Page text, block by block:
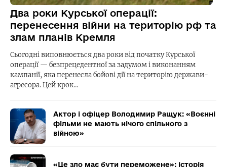
Два роки Курської операції:
перенесення війни на територію рф та
злам планів Кремля
Сьогодні виповнюється два роки від початку Курської
операції — безпрецедентної за задумом і виконанням
кампанії, яка перенесла бойові дії на територію держави-
агресора. Цей крок…
Актор і офіцер Володимир Ращук: «Воєнні
фільми не мають нічого спільного з
війною»
«Це зло має бути переможене»: історія